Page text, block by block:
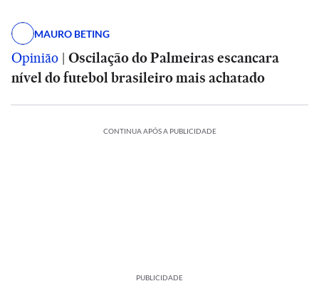
MAURO BETING
Opinião | Oscilação do Palmeiras escancara
nível do futebol brasileiro mais achatado
CONTINUA APÓS A PUBLICIDADE
PUBLICIDADE